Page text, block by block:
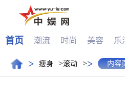
首页 潮流 时尚 美容 乐
> 瘦身 >滚动 >> 内容